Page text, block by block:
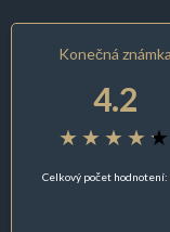
Konečná známka
4.2
Celkový počet hodnotení: